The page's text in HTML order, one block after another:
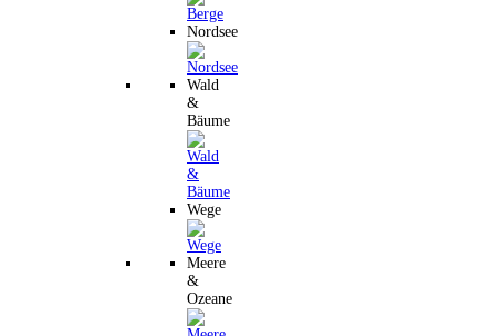
Nordsee
Wald
&
Bäume
Wege
Meere
&
Ozeane